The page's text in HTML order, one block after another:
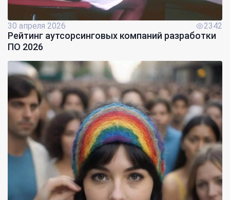
30 апреля 2026 2342
Рейтинг аутсорсинговых компаний разработки
ПО 2026